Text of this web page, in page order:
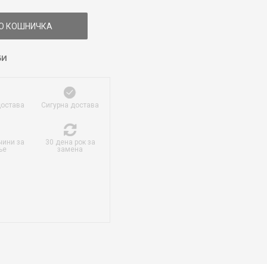
КОШНИЧКА
Сигурна достава
за
30 дена рок за
замена